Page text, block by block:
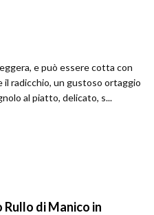
e può essere cotta con
il radicchio, un gustoso ortaggio
al piatto, delicato, s...
Rullo di Manico in